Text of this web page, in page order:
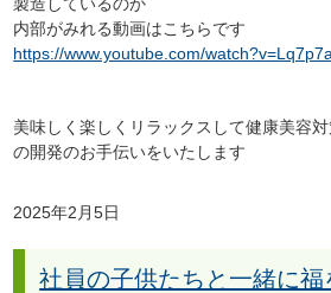
内部がみれる動画はこちらです
https://www.youtube.com/
美味しく楽しくリラックスして健康美容
の開発のお手伝いをいたします
2025年2月5日
社員の子供たちと一緒に福